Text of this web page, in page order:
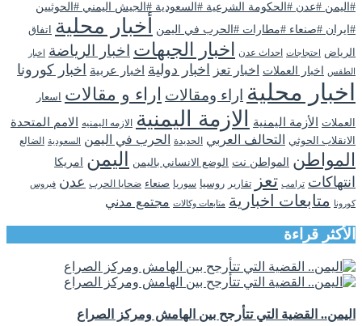
#اليمن #عدن #الحكومة الشرعية #السعودية #الجيش اليمني #الحوثيين
#ايران #صنعاء #مطارات #الحرب في اليمن
أخبار محلية
اتفاق
الرياض
احتجاجات احداث عدن اخبار الجبهات اخبار الرياضة
اخبار
الطقس
اخبار العملات اخبار تعز اخبار دولية اخبار عربية اخبار كورونا
اخبار محلية اراء ومقالات اراء و مقالات اسعار
العملات الأزمة اليمنية الازمة اليمنية الازمه اليمنيه الامم المتحدة
الانقلاب الحوثي التحالف العربي الحديدة الحرب في اليمن السعودية الضالع
المواطن المواطن نت الوضع الانساني باليمن اليمن امريكا
انتهاكات ترامب تعز تقارير روسيا سوريا صنعاء ضحايا الحرب عدن فيروس
كورونا متابعات اخبارية متابعات وكالات مجتمع مدني
الأكثر قراءة
اليمن.. القضية التي تتأرجح بين الهامش ومركز الصراع